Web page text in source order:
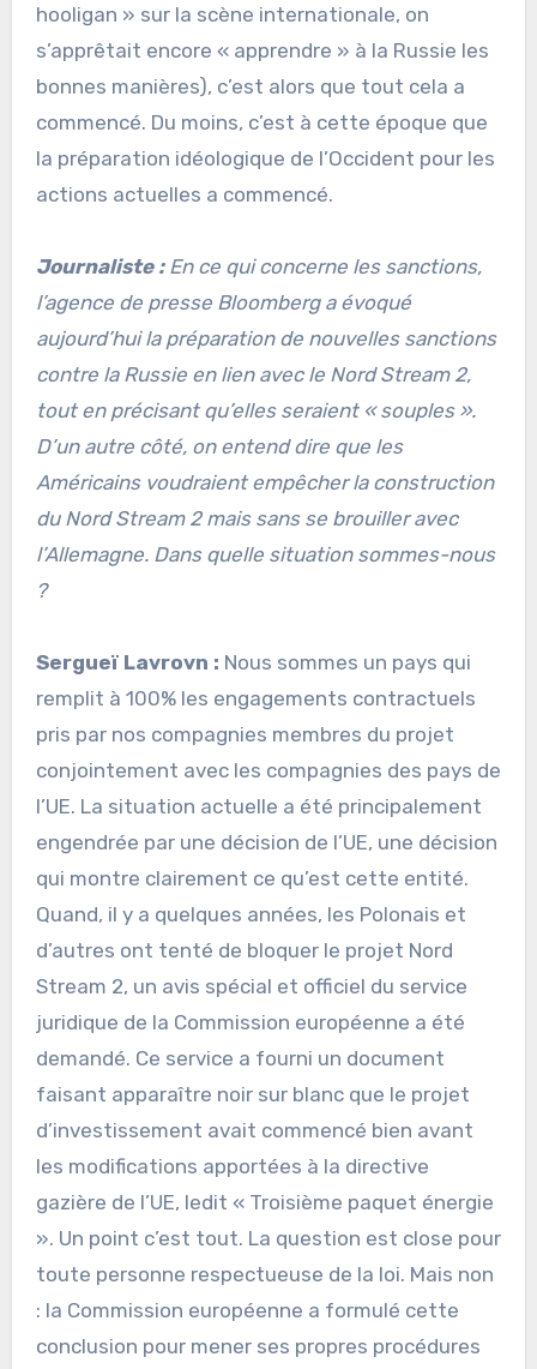
hooligan » sur la scène internationale, on
s’apprêtait encore « apprendre » à la Russie les
bonnes manières), c’est alors que tout cela a
commencé. Du moins, c’est à cette époque que
la préparation idéologique de l’Occident pour les
actions actuelles a commencé.
Journaliste :En ce qui concerne les sanctions,
l’agence de presse Bloomberg a évoqué
aujourd’hui la préparation de nouvelles sanctions
contre la Russie en lien avec le Nord Stream 2,
tout en précisant qu’elles seraient « souples ».
D’un autre côté, on entend dire que les
Américains voudraient empêcher la construction
du Nord Stream 2 mais sans se brouiller avec
l’Allemagne. Dans quelle situation sommes-nous
?
Sergueï Lavrovn : Nous sommes un pays qui
remplit à 100% les engagements contractuels
pris par nos compagnies membres du projet
conjointement avec les compagnies des pays de
l’UE. La situation actuelle a été principalement
engendrée par une décision de l’UE, une décision
qui montre clairement ce qu’est cette entité.
Quand, il y a quelques années, les Polonais et
d’autres ont tenté de bloquer le projet Nord
Stream 2, un avis spécial et officiel du service
juridique de la Commission européenne a été
demandé. Ce service a fourni un document
faisant apparaître noir sur blanc que le projet
d’investissement avait commencé bien avant
les modifications apportées à la directive
gazière de l’UE, ledit « Troisième paquet énergie
». Un point c’est tout. La question est close pour
toute personne respectueuse de la loi. Mais non
: la Commission européenne a formulé cette
conclusion pour mener ses propres procédures